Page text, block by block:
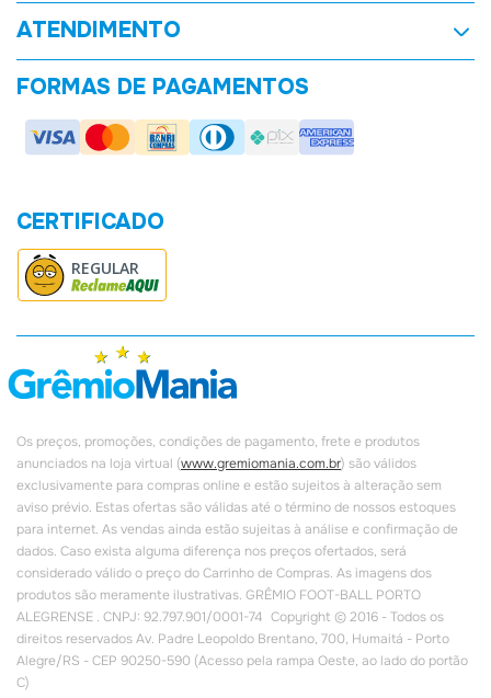
Nossas Lojas
Goleada Tricolor
Trocas e Direito de Arrependimento
Entregas e Prazos
Política de Privacidade
ATENDIMENTO
sacgremiomania@gremio.net
FORMAS DE PAGAMENTOS
CERTIFICADO
REGULAR
Os preços, promoções, condições de pagamento, frete e produtos
anunciados na loja virtual (www.gremiomania.com.br) são válidos
exclusivamente para compras online e estão sujeitos à alteração sem
aviso prévio. Estas ofertas são válidas até o término de nossos estoques
para internet. As vendas ainda estão sujeitas à análise e confirmação de
dados. Caso exista alguma diferença nos preços ofertados, será
considerado válido o preço do Carrinho de Compras. As imagens dos
produtos são meramente ilustrativas. GRÊMIO FOOT-BALL PORTO
ALEGRENSE . CNPJ: 92.797.901/0001-74 Copyright © 2016 - Todos os
direitos reservados Av. Padre Leopoldo Brentano, 700, Humaitá - Porto
Alegre/RS - CEP 90250-590 (Acesso pela rampa Oeste, ao lado do portão
C)